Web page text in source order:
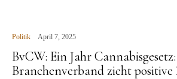
Politik April 7, 2025
BvCW: Ein Jahr Cannabisgesetz:
Branchenverband zieht